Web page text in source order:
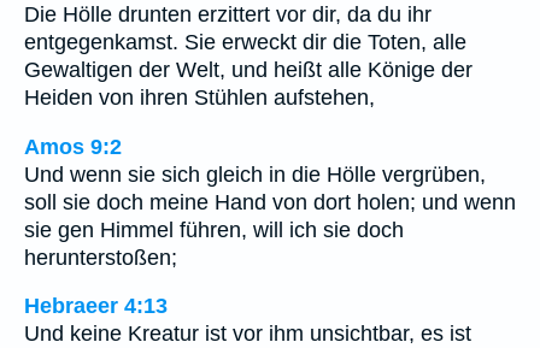
Die Hölle drunten erzittert vor dir, da du ihr
entgegenkamst. Sie erweckt dir die Toten, alle
Gewaltigen der Welt, und heißt alle Könige der
Heiden von ihren Stühlen aufstehen,
Amos 9:2
Und wenn sie sich gleich in die Hölle vergrüben,
soll sie doch meine Hand von dort holen; und wenn
sie gen Himmel führen, will ich sie doch
herunterstoßen;
Hebraeer 4:13
Und keine Kreatur ist vor ihm unsichtbar, es ist